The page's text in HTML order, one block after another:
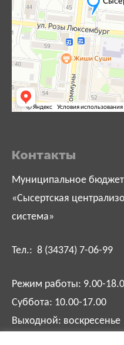
Контакты
Муниципальное
«Сысертская
система»
Тел.: 8 (34374) 7-06-99
Режим работы: 9.00-
Суббота: 10.00-17.00
Выходной: воскресенье